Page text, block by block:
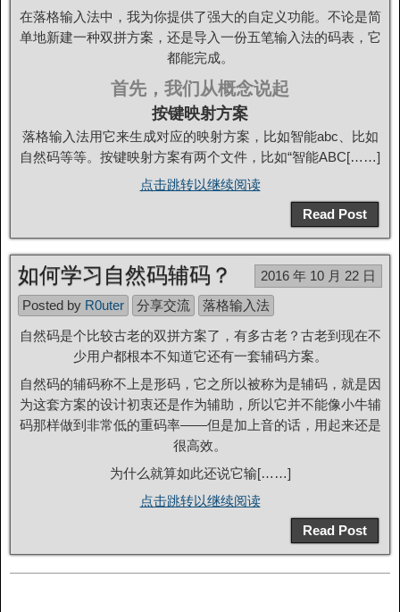
在落格输入法中，我为你提供了强大的自定义功能。不论是简
单地新建一种双拼方案，还是导入一份五笔输入法的码表，它
都能完成。
首先，我们从概念说起
按键映射方案
落格输入法用它来生成对应的映射方案，比如智能abc、比如
自然码等等。按键映射方案有两个文件，比如“智能ABC[……]
点击跳转以继续阅读
Read Post
如何学习自然码辅码？
2016 年 10 月 22 日
Posted by R0uter 分享交流
落格输入法
自然码是个比较古老的双拼方案了，有多古老？古老到现在不
少用户都根本不知道它还有一套辅码方案。
自然码的辅码称不上是形码，它之所以被称为是辅码，就是因
为这套方案的设计初衷还是作为辅助，所以它并不能像小牛辅
码那样做到非常低的重码率——但是加上音的话，用起来还是
很高效。
为什么就算如此还说它输[……]
点击跳转以继续阅读
Read Post